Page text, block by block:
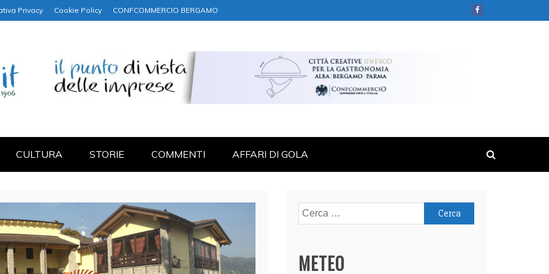
Privacy Cookie Policy CONFCOMMERCIO BERGAMO
CULTURA STORIE COMMENTI AFFARI DI GOLA
Ricerca
per:
METEO